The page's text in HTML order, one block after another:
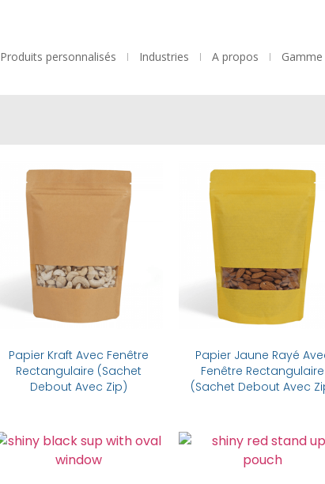
Produits personnalisés Industries A propos
Papier Kraft Avec Fenêtre
Rectangulaire (Sachet
Debout Avec Zip)
Papier Jaune Rayé
Fenêtre Rectangulaire
(Sachet Debout Avec
Buy Now Buy Now